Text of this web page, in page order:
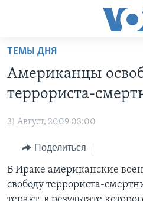
Перейти
основной
контент
Перейти
навигации
Перейти
поиск
ПРОГРАММЫ
НОВОСТИ ЗА МИНУТУ
ИТОГИ
ПОЧЕМУ ЭТО ВАЖНО?
ДИСКУССИЯ VOA
ПРОЕКТЫ
УЧИМ АНГЛИЙСКИЙ
НАША АМЕРИКАНСКАЯ
А КАК В АМЕРИКЕ?
АРТЕФАКТЫ
ЭКСПЕРТИЗА
ИНТЕРВЬЮ
ФАКТЫ ПРОТИВ ФЕЙКОВ
ЗА СВОБОДУ ПРЕССЫ
ТЕМЫ ДНЯ
Американцы
террориста-
31 Август, 2009 03:00
Поделиться
В Ираке американские
свободу террориста-